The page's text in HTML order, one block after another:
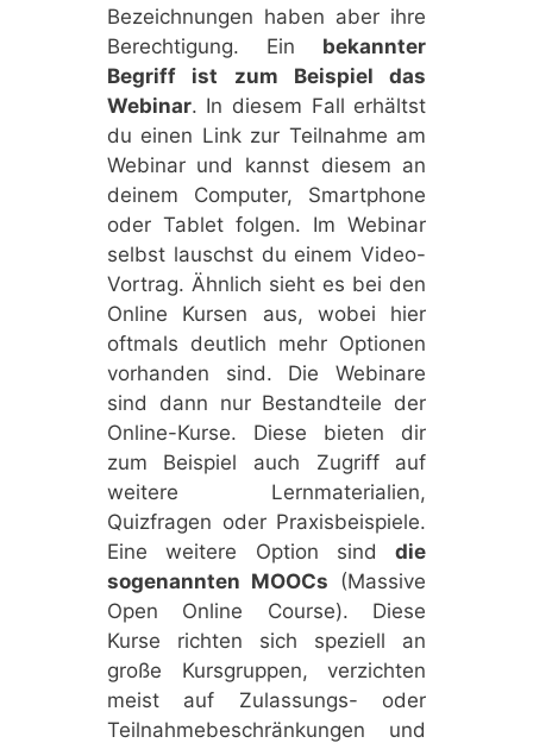
Bezeichnungen haben aber ihre
Berechtigung. Ein bekannter
Begriff ist zum Beispiel das
Webinar. In diesem Fall erhältst
du einen Link zur Teilnahme am
Webinar und kannst diesem an
deinem Computer, Smartphone
oder Tablet folgen. Im Webinar
selbst lauschst du einem Video-
Vortrag. Ähnlich sieht es bei den
Online Kursen aus, wobei hier
oftmals deutlich mehr Optionen
vorhanden sind. Die Webinare
sind dann nur Bestandteile der
Online-Kurse. Diese bieten dir
zum Beispiel auch Zugriff auf
weitere Lernmaterialien,
Quizfragen oder Praxisbeispiele.
Eine weitere Option sinddie
sogenannten MOOCs (Massive
Open Online Course). Diese
Kurse richten sich speziell an
große Kursgruppen, verzichten
meist auf Zulassungs- oder
Teilnahmebeschränkungen und